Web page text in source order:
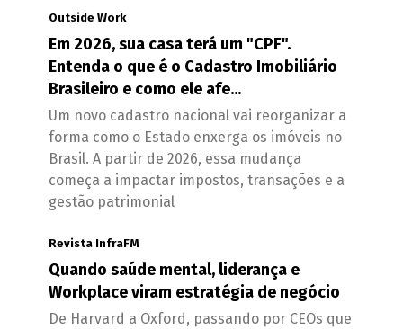
Outside Work
Em 2026, sua casa terá um "CPF".
Entenda o que é o Cadastro Imobiliário
Brasileiro e como ele afe...
Um novo cadastro nacional vai reorganizar a
forma como o Estado enxerga os imóveis no
Brasil. A partir de 2026, essa mudança
começa a impactar impostos, transações e a
gestão patrimonial
Revista InfraFM
Quando saúde mental, liderança e
Workplace viram estratégia de negócio
De Harvard a Oxford, passando por CEOs que